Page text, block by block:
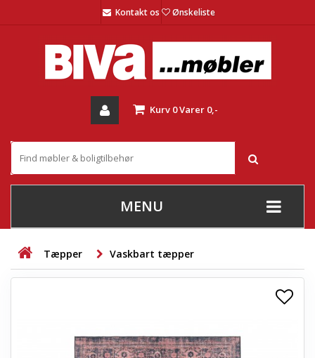
Kontakt os Ønskeliste
Kurv 0Varer 0,-
MENU
+
STUE
+
BØRNEMØBLER
Tæpper Vaskbart tæpper